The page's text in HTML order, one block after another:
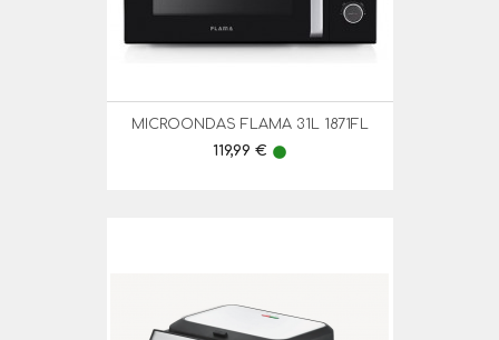
MICROONDAS FLAMA 31L 1871FL
Preço
119,99 € lens